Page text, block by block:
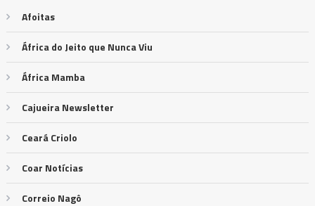
Afoitas
África do Jeito que Nunca Viu
África Mamba
Cajueira Newsletter
Ceará Criolo
Coar Notícias
Correio Nagô